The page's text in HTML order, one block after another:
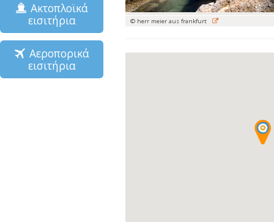
Ακτοπλοϊκά
εισιτήρια
Αεροπορικά
εισιτήρια
© herr meier aus frankfurt